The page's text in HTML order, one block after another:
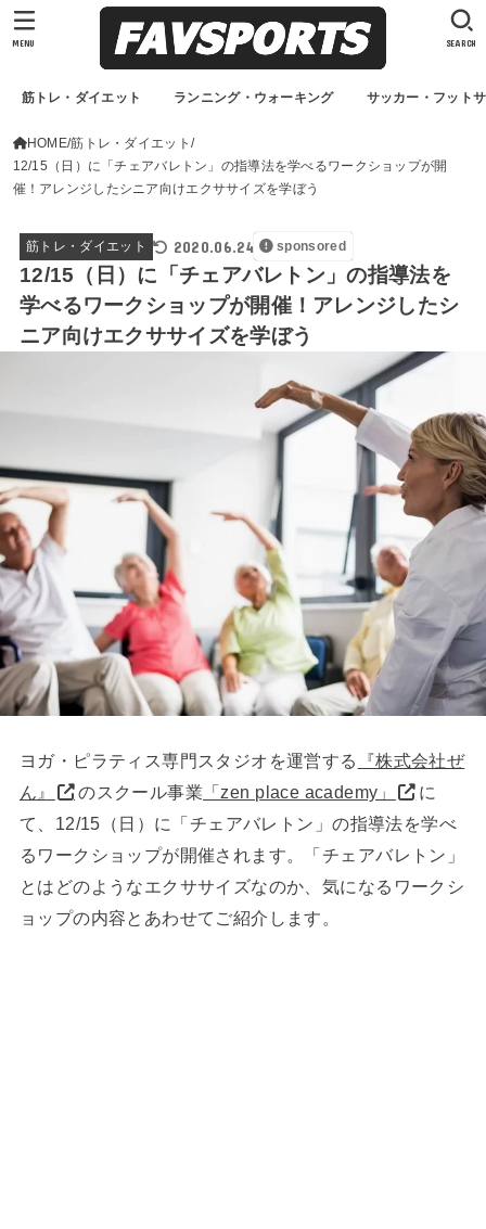
筋トレ・ダイエット ランニング・ウォーキング サッカー・フット
SEARCH
MENU
HOME 筋トレ・ダイエット
12/15（日）に「チェアバレトン」の指導法を学べるワークショップが開
催！アレンジしたシニア向けエクササイズを学ぼう
筋トレ・ダイエット 2020.06.24 sponsored
12/15（日）に「チェアバレトン」の指導法を
学べるワークショップが開催！アレンジしたシ
ニア向けエクササイズを学ぼう
ヨガ・ピラティス専門スタジオを運営する
『株式会社ぜ
ん』
のスクール事業 「zen place academy」
に
て、12/15（日）に「チェアバレトン」の指導法を学べ
るワークショップが開催されます。「チェアバレトン」
とはどのようなエクササイズなのか、気になるワークシ
ョップの内容とあわせてご紹介します。